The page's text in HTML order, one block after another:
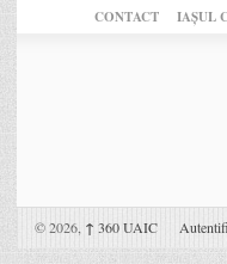
CONTACT IAŞUL
© 2026, ↑ 360 UAIC